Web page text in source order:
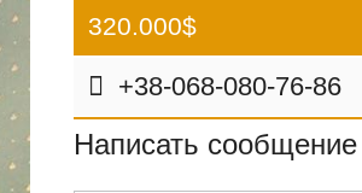
320.000$
+38-068-080-76-86
Написать сообщение